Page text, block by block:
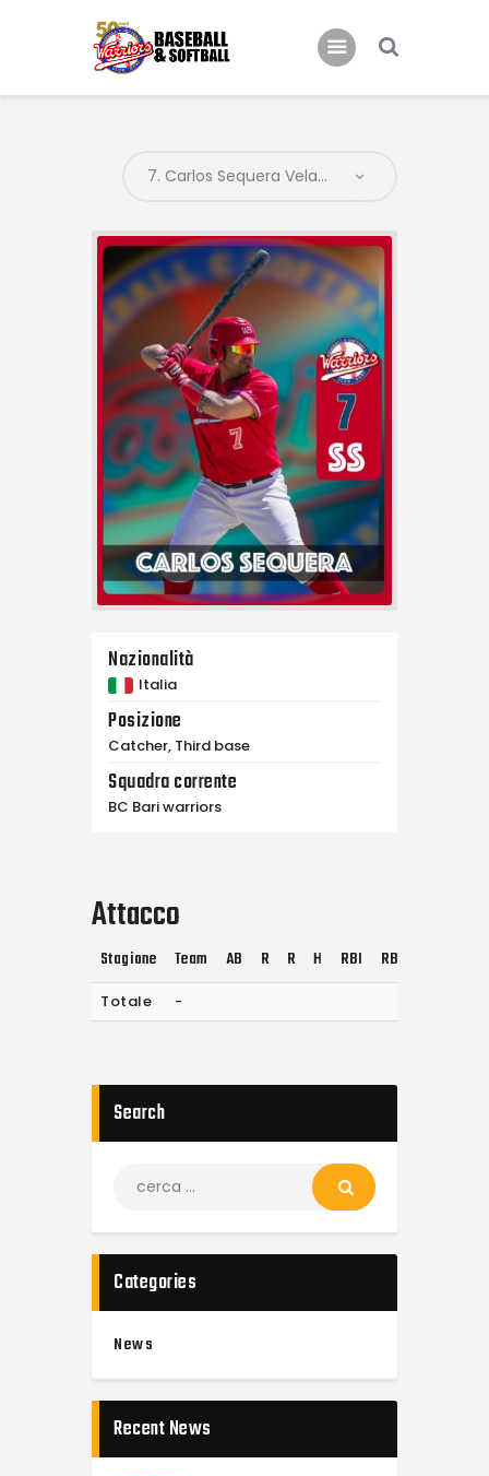
Home
B.C. Bari Warriors
Galleria Warriors
Contatti
Nazionalità
Italia
Posizione
Catcher, Third base
Squadra corrente
BC Bari warriors
Attacco
Stagione Team AB R R H RBI RBI
Totale -
Search
Categories
News
Recent News